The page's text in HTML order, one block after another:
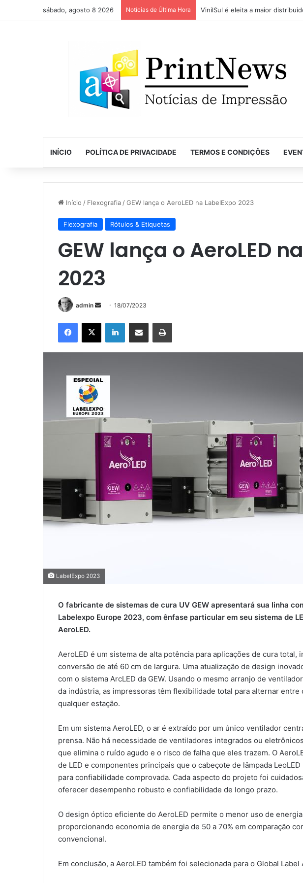
sábado, agosto 8 2026 Notícias de Última Hora
INÍCIO POLÍTICA DE PRIVACIDADE TERMOS E CONDIÇÕES
Início / Flexografia /GEW lança o AeroLED na LabelExpo 2023
Flexografia Rótulos & Etiquetas
GEW lança o AeroLED
2023
admin
Mande
mail
18/07/2023
Facebook
X LinkedinCompartilhar via e-mail Imprimir
LabelExpo 2023
O fabricante de sistemas de cura UV GEW apresentará sua linha
Labelexpo Europe 2023, com ênfase particular em seu sistema de
AeroLED.
AeroLED é um sistema de alta potência para aplicações de cura total,
conversão de até 60 cm de largura. Uma atualização de design
com o sistema ArcLED da GEW. Usando o mesmo arranjo de
da indústria, as impressoras têm flexibilidade total para alternar entre
qualquer estação.
Em um sistema AeroLED, o ar é extraído por um único ventilador
prensa. Não há necessidade de ventiladores integrados ou
que elimina o ruído agudo e o risco de falha que eles trazem. O
de LED e componentes principais que o cabeçote de lâmpada LeoLED
para confiabilidade comprovada. Cada aspecto do projeto foi
oferecer desempenho robusto e confiabilidade de longo prazo.
O design óptico eficiente do AeroLED permite o menor uso de
proporcionando economia de energia de 50 a 70% em comparação
convencional.
Em conclusão, a AeroLED também foi selecionada para o Global